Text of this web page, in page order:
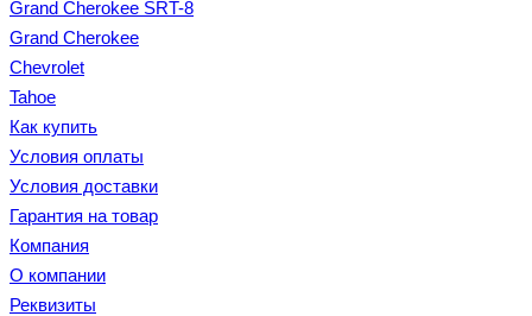
Grand Cherokee SRT-8
Grand Cherokee
Chevrolet
Tahoe
Как купить
Условия оплаты
Условия доставки
Гарантия на товар
Компания
О компании
Реквизиты